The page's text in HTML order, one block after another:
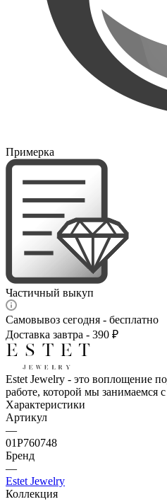
Примерка
Частичный выкуп
Самовывоз сегодня - бесплатно
Доставка завтра - 390 ₽
Estet Jewelry - это воплощение
работе, которой мы занимаемся
Характеристики
Артикул
—
01Р760748
Бренд
—
Estet Jewelry
Коллекция